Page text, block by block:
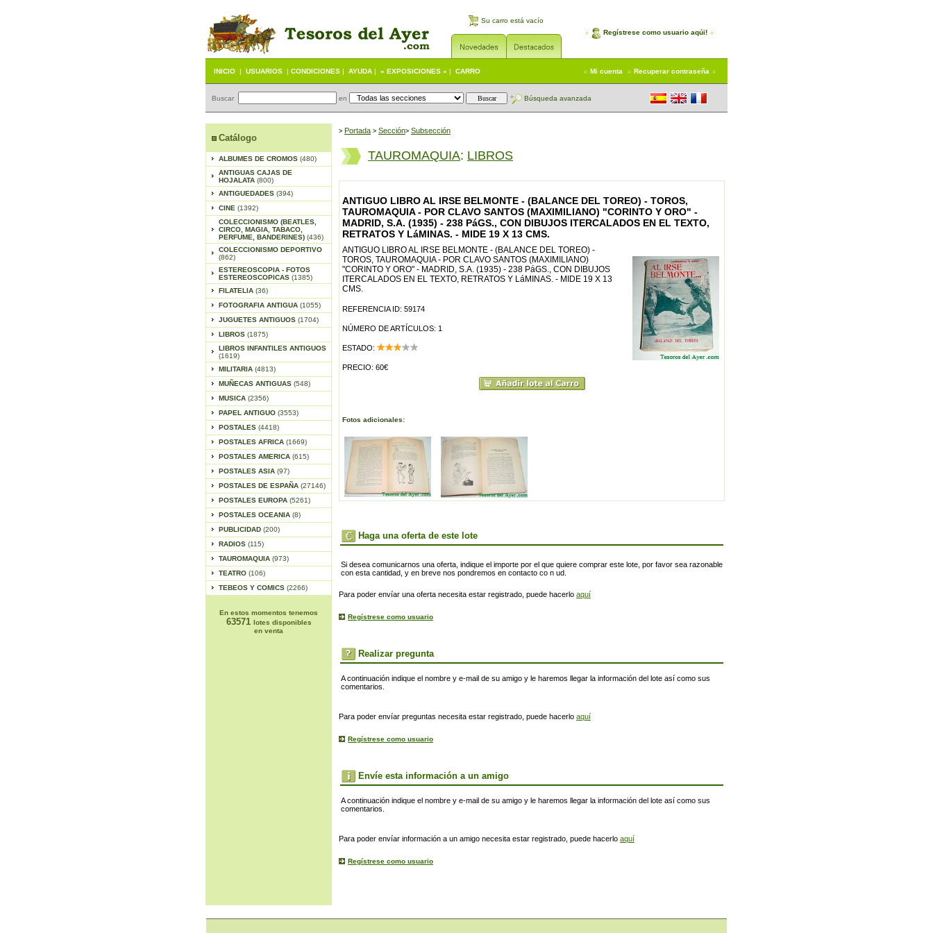
Su carro está vacío
Regístrese como usuario aqúi!
INICIO | USUARIOS | CONDICIONES | AYUDA | « EXPOSICIONES » | CARRO Mi cuenta Recuperar contraseña
Buscar en Búsqueda avanzada
Catálogo
ALBUMES DE CROMOS (480)
ANTIGUAS CAJAS DE
HOJALATA (800)
ANTIGUEDADES (394)
CINE (1392)
COLECCIONISMO (BEATLES,
CIRCO, MAGIA, TABACO,
PERFUME, BANDERINES) (436)
COLECCIONISMO DEPORTIVO
(862)
ESTEREOSCOPIA - FOTOS
ESTEREOSCOPICAS (1385)
FILATELIA (36)
FOTOGRAFIA ANTIGUA (1055)
JUGUETES ANTIGUOS (1704)
LIBROS (1875)
LIBROS INFANTILES ANTIGUOS
(1619)
MILITARIA (4813)
MUÑECAS ANTIGUAS (548)
MUSICA (2356)
PAPEL ANTIGUO (3553)
POSTALES (4418)
POSTALES AFRICA (1669)
POSTALES AMERICA (615)
POSTALES ASIA (97)
POSTALES DE ESPAÑA (27146)
POSTALES EUROPA (5261)
POSTALES OCEANIA (8)
PUBLICIDAD (200)
RADIOS (115)
TAUROMAQUIA (973)
TEATRO (106)
TEBEOS Y COMICS (2266)
En estos momentos tenemos
63571 lotes disponibles
en venta
> Portada > Sección> Subsección
TAUROMAQUIA: LIBROS
ANTIGUO LIBRO AL IRSE BELMONTE - (BALANCE DEL TOREO) - TOROS,
TAUROMAQUIA - POR CLAVO SANTOS (MAXIMILIANO) "CORINTO Y ORO" -
MADRID, S.A. (1935) - 238 PáGS., CON DIBUJOS ITERCALADOS EN EL TEXTO,
RETRATOS Y LáMINAS. - MIDE 19 X 13 CMS.
ANTIGUO LIBRO AL IRSE BELMONTE - (BALANCE DEL TOREO) -
TOROS, TAUROMAQUIA - POR CLAVO SANTOS (MAXIMILIANO)
"CORINTO Y ORO" - MADRID, S.A. (1935) - 238 PáGS., CON DIBUJOS
ITERCALADOS EN EL TEXTO, RETRATOS Y LáMINAS. - MIDE 19 X 13
CMS.
REFERENCIA ID: 59174
NÚMERO DE ARTÍCULOS: 1
ESTADO:
PRECIO: 60€
Fotos adicionales:
Haga una oferta de este lote
Si desea comunicarnos una oferta, indique el importe por el que quiere comprar este lote, por favor sea razonable
con esta cantidad, y en breve nos pondremos en contacto co n ud.
Para poder envíar una oferta necesita estar registrado, puede hacerlo aquí
Regístrese como usuario
Realizar pregunta
A continuación indique el nombre y e-mail de su amigo y le haremos llegar la información del lote así como sus
comentarios.
Para poder envíar preguntas necesita estar registrado, puede hacerlo aquí
Regístrese como usuario
Envíe esta información a un amigo
A continuación indique el nombre y e-mail de su amigo y le haremos llegar la información del lote así como sus
comentarios.
Para poder envíar información a un amigo necesita estar registrado, puede hacerlo aquí
Regístrese como usuario